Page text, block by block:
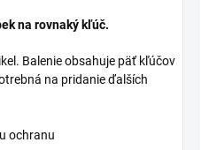
na rovnaký kľúč.
Balenie obsahuje päť kľúčov
na pridanie ďalších
ochranu